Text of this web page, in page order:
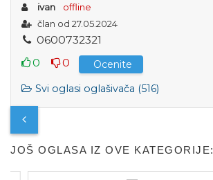
ivan
offline
član od 27.05.2024
0600732321
0
0
Ocenite
Svi oglasi oglašivača (516)
JOŠ OGLASA IZ OVE KATEGORIJE: